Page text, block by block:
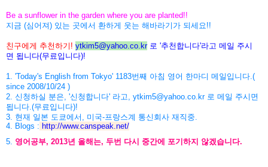
Be a sunflower in the garden where you are planted!!
지금 (심어져) 있는 곳에서 환하게 웃는 해바라기가 되세요!!
친구에게 추천하기! ytkim5@yahoo.co.kr로 '추천합니다'라고 메일 주시
면 됩니다(무료입니다)!
1. 'Today's English from Tokyo' 1183번째 아침 영어 한마디 메일입니다.(
since 2008/10/24 )
2. 신청하실 분은, '신청합니다' 라고, ytkim5@yahoo.co.kr 로 메일 주시면
됩니다.(무료입니다)!
3. 현재 일본 도쿄에서, 미국-프랑스계 통신회사 재직중.
4. Blogs : http://www.canspeak.net/
5. 영어공부, 2013년 올해는, 두번 다시 중간에 포기하지 않겠습니다.